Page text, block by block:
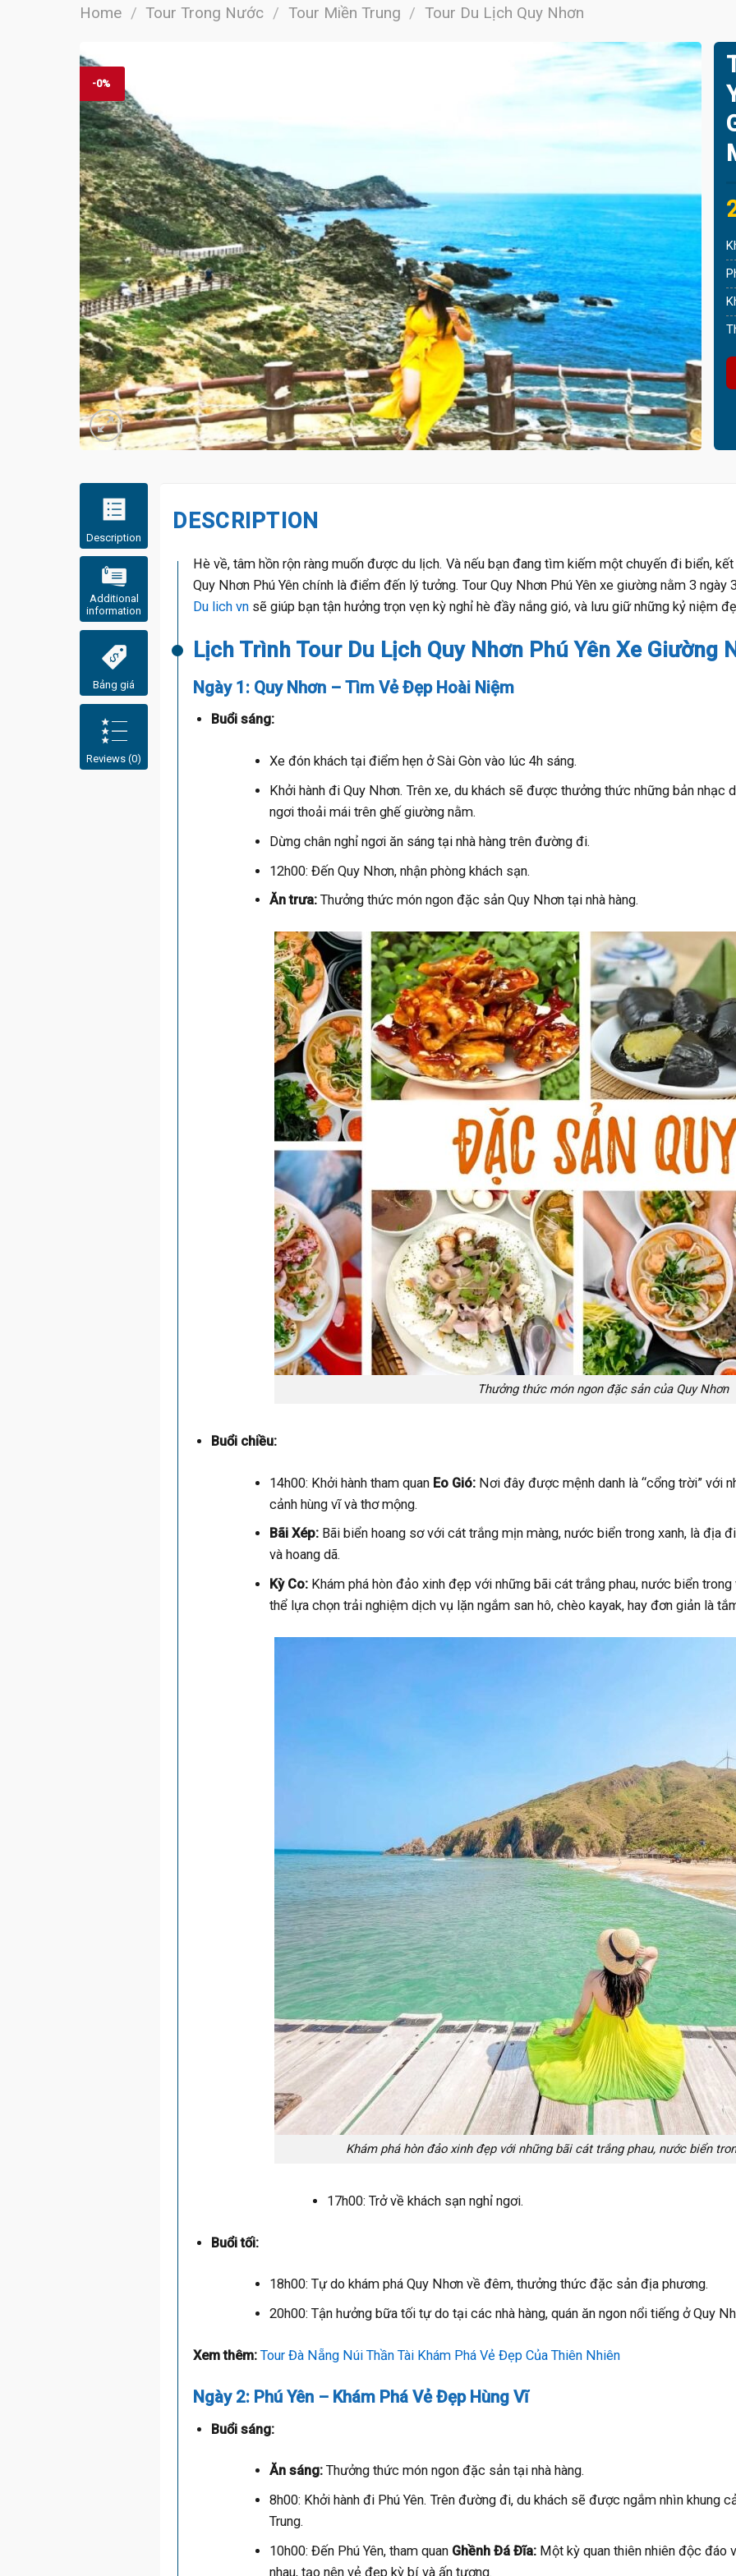
Home / Tour Trong Nước / Tour Miền Trung / Tour Du Lịch Quy Nhơn
-0%
Description
Additional
information
Bảng giá
Reviews (0)
DESCRIPTION
Hè về, tâm hồn rộn ràng muốn được du lịch. Và nếu bạn đang tìm kiếm một chuyến đi biển,
Quy Nhơn Phú Yên chính là điểm đến lý tưởng. Tour Quy Nhơn Phú Yên xe giường nằm 3
Du lich vn sẽ giúp bạn tận hưởng trọn vẹn kỳ nghỉ hè đầy nắng gió, và lưu giữ những kỷ niệm
Lịch Trình Tour Du Lịch Quy Nhơn Phú Yên Xe Giường
Ngày 1: Quy Nhơn – Tìm Vẻ Đẹp Hoài Niệm
Buổi sáng:
Xe đón khách tại điểm hẹn ở Sài Gòn vào lúc 4h sáng.
Khởi hành đi Quy Nhơn. Trên xe, du khách sẽ được thưởng thức những bản nhạc
ngơi thoải mái trên ghế giường nằm.
Dừng chân nghỉ ngơi ăn sáng tại nhà hàng trên đường đi.
12h00: Đến Quy Nhơn, nhận phòng khách sạn.
Ăn trưa:Thưởng thức món ngon đặc sản Quy Nhơn tại nhà hàng.
Thưởng thức món ngon đặc sản của Quy Nhơn
Buổi chiều:
14h00: Khởi hành tham quan Eo Gió:Nơi đây được mệnh danh là “cổng trời” với
cảnh hùng vĩ và thơ mộng.
Bãi Xép:Bãi biển hoang sơ với cát trắng mịn màng, nước biển trong xanh, là địa
và hoang dã.
Kỳ Co:Khám phá hòn đảo xinh đẹp với những bãi cát trắng phau, nước biển
thể lựa chọn trải nghiệm dịch vụ lặn ngắm san hô, chèo kayak, hay đơn giản là
Khám phá hòn đảo xinh đẹp với những bãi cát trắng phau, nước biển
17h00: Trở về khách sạn nghỉ ngơi.
Buổi tối:
18h00: Tự do khám phá Quy Nhơn về đêm, thưởng thức đặc sản địa phương.
20h00: Tận hưởng bữa tối tự do tại các nhà hàng, quán ăn ngon nổi tiếng ở Quy
Xem thêm:Tour Đà Nẵng Núi Thần Tài Khám Phá Vẻ Đẹp Của Thiên Nhiên
Ngày 2: Phú Yên – Khám Phá Vẻ Đẹp Hùng Vĩ
Buổi sáng:
Ăn sáng:Thưởng thức món ngon đặc sản tại nhà hàng.
8h00: Khởi hành đi Phú Yên. Trên đường đi, du khách sẽ được ngắm nhìn khung
Trung.
10h00: Đến Phú Yên, tham quan Ghềnh Đá Đĩa:Một kỳ quan thiên nhiên độc đáo
nhau, tạo nên vẻ đẹp kỳ bí và ấn tượng.